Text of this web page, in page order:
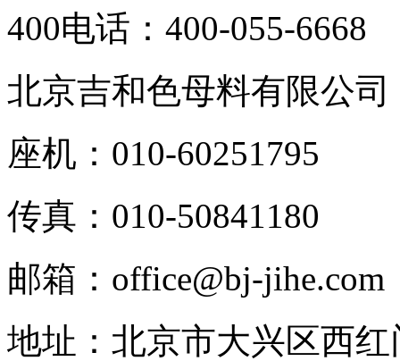
400电话： 400-055-6668
北京吉和色母料有限公司
座机：010-60251795
传真：010-50841180
邮箱：office@bj-jihe.com
地址：北京市大兴区西